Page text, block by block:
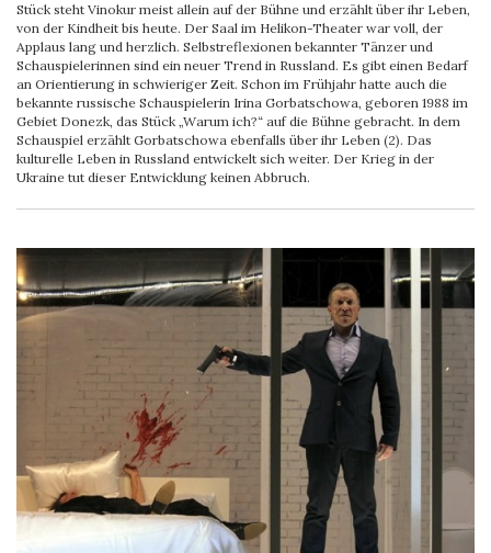
Stück steht Vinokur meist allein auf der Bühne und erzählt über ihr Leben,
von der Kindheit bis heute. Der Saal im Helikon-Theater war voll, der
Applaus lang und herzlich. Selbstreflexionen bekannter Tänzer und
Schauspielerinnen sind ein neuer Trend in Russland. Es gibt einen Bedarf
an Orientierung in schwieriger Zeit. Schon im Frühjahr hatte auch die
bekannte russische Schauspielerin Irina Gorbatschowa, geboren 1988 im
Gebiet Donezk, das Stück „Warum ich?“ auf die Bühne gebracht. In dem
Schauspiel erzählt Gorbatschowa ebenfalls über ihr Leben (2). Das
kulturelle Leben in Russland entwickelt sich weiter. Der Krieg in der
Ukraine tut dieser Entwicklung keinen Abbruch.